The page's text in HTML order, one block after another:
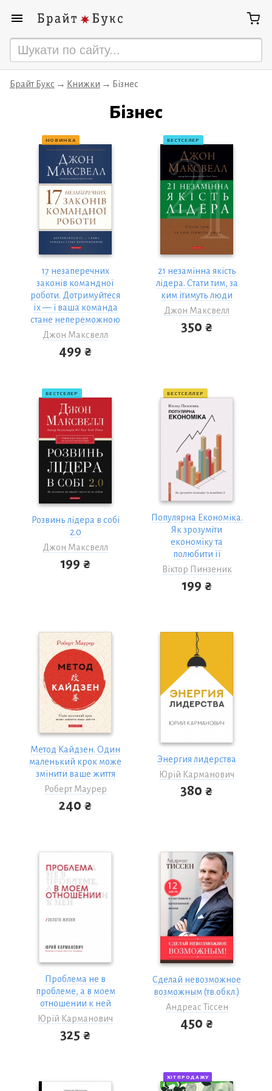
Брайт Букс Книжки Бізнес
Бізнес
НОВИНКА
17 незаперечних
законів командної
роботи. Дотримуйтеся
їх — і ваша команда
стане непереможною
Джон Максвелл
499 ₴
БЕСТСЕЛЕР
21 незамінна якість
лідера. Стати тим, за
ким ітимуть люди
Джон Максвелл
350 ₴
БЕСТСЕЛЕР
Розвинь лідера в собі
2.0
Джон Максвелл
199 ₴
БЕСТСЕЛЛЕР
Популярна Економіка.
Як зрозуміти
економіку та
полюбити її
Віктор Пинзеник
199 ₴
Метод Кайдзен. Один
маленький крок може
змінити ваше життя
Роберт Маурер
240 ₴
Энергия лидерства
Юрій Карманович
380 ₴
Проблема не в
проблеме, а в моем
отношении к ней
Юрій Карманович
325 ₴
Сделай невозможное
возможным (тв.обкл.)
Андреас Тіссен
450 ₴
ХІТ ПРОДАЖУ